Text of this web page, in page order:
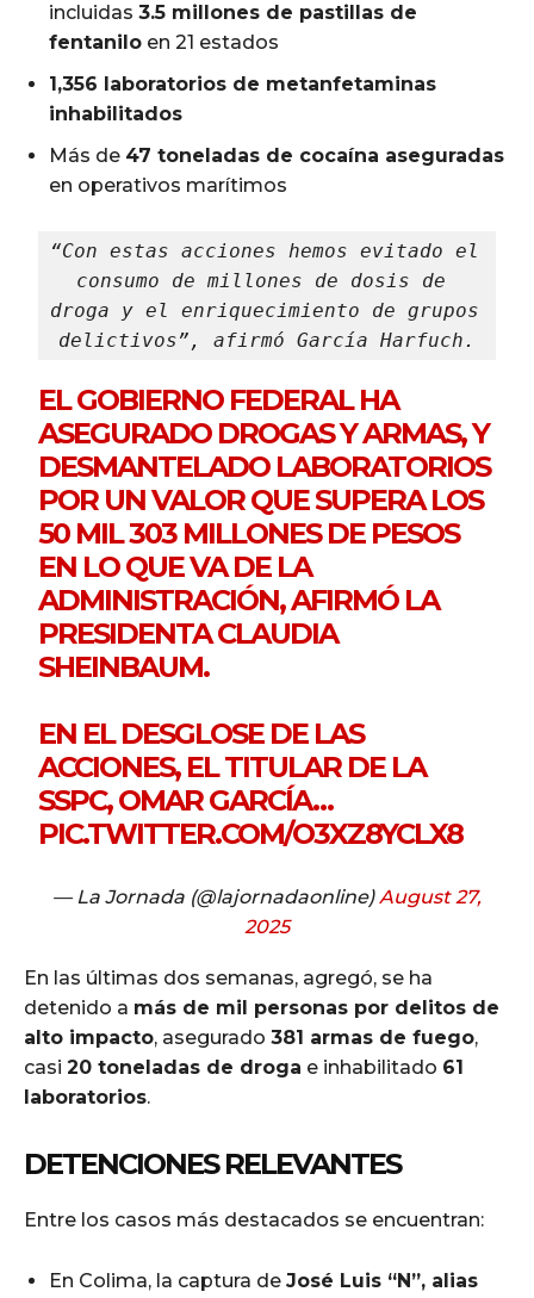
incluidas 3.5 millones de pastillas de
fentanilo en 21 estados
1,356 laboratorios de metanfetaminas
inhabilitados
Más de 47 toneladas de cocaína aseguradas
en operativos marítimos
“Con estas acciones hemos evitado el
consumo de millones de dosis de
droga y el enriquecimiento de grupos
delictivos”, afirmó García Harfuch.
EL GOBIERNO FEDERAL HA
ASEGURADO DROGAS Y ARMAS, Y
DESMANTELADO LABORATORIOS
POR UN VALOR QUE SUPERA LOS
50 MIL 303 MILLONES DE PESOS
EN LO QUE VA DE LA
ADMINISTRACIÓN, AFIRMÓ LA
PRESIDENTA CLAUDIA
SHEINBAUM.
EN EL DESGLOSE DE LAS
ACCIONES, EL TITULAR DE LA
SSPC, OMAR GARCÍA…
PIC.TWITTER.COM/O3XZ8YCLX8
— La Jornada (@lajornadaonline)August 27,
2025
En las últimas dos semanas, agregó, se ha
detenido a más de mil personas por delitos de
alto impacto, asegurado 381 armas de fuego,
casi 20 toneladas de droga e inhabilitado 61
laboratorios.
DETENCIONES RELEVANTES
Entre los casos más destacados se encuentran:
En Colima, la captura de José Luis “N”, alias